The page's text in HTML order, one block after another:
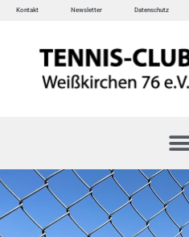
Kontakt Newsletter Datenschutz